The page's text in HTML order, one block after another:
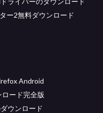
ー2無料ダウンロード
Android
ード完全版
ウンロード